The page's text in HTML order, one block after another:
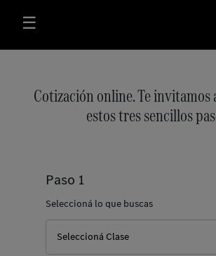
Saltar al contenido principal
Cotizador-other -
☰
Cotización online. Te invitamos
estos tres sencillos
Paso 1
Seleccioná lo que buscas